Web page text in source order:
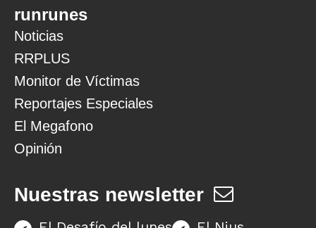
runrunes
Noticias
RRPLUS
Monitor de Víctimas
Reportajes Especiales
El Megafono
Opinión
Nuestras newsletter